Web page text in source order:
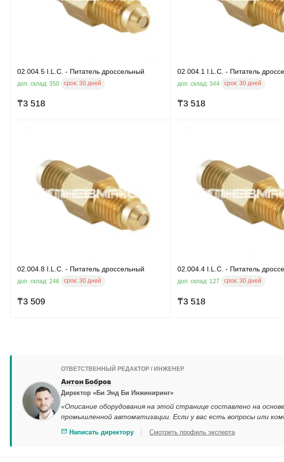
02.004.5 I.L.C. - Питатель дроссельный
доп. склад: 350 срок: 30 дней
₸3 518
02.004.1 I.L.C. - Питатель
доп. склад: 344 срок: 30 дней
₸3 518
02.004.8 I.L.C. - Питатель дроссельный
доп. склад: 246 срок: 30 дней
₸3 509
02.004.4 I.L.C. - Питатель
доп. склад: 127 срок: 30 дней
₸3 518
ОТВЕТСТВЕННЫЙ РЕДАКТОР / ИНЖЕНЕР
Антон Бобров
Директор «Би Энд Би Инжиниринг»
«Описание оборудования на этой странице составлено на
промышленной автоматизации. Если у вас есть вопросы или
Написать директору | Смотреть профиль эксперта